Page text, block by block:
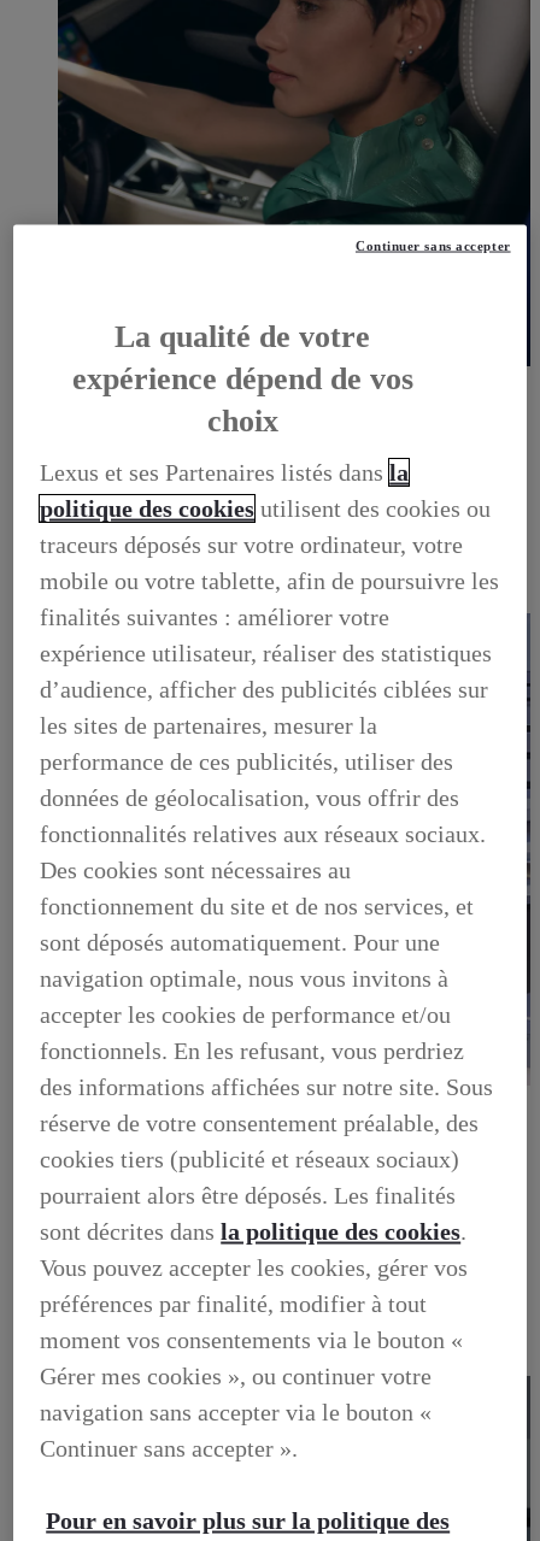
OFFRES DU MOMENT
DÉCOUVREZ TOUTES NOS OFFRES
OFFRES DU MOMENT, DÉCOUVREZ TOUTES NOS
OCCASIONS
NOTRE STOCK D'OCCASIONS
VENDEZ VOTRE VEHICULE
FINANCEZ VOTRE OCCASION
GARANTIE LEXUS PREFERENCE
LIVRET DE BIENVENUE
LEXUS PRÉFÉRENCE
DECOUVREZ LES VOITURES D'OCCASION
LEXUS PRÉFÉRENCE, DECOUVREZ LES VOITURES
D'OCCASION LABELLISEES LEXUS PREFERENCE
LES AVANTAGES LEXUS BUSINESS
ELECTRIFIED TESTDRIVE
ELECTRIFIED PROGRAM
NOS OFFRES DU MOMENT
NOS SOLUTIONS DE FINANCEMENT
L'HYBRIDE POUR LES PROFESSIONNELS
CONTACTEZ-NOUS
La qualité de votre
expérience dépend de vos
choix
Lexus et ses Partenaires listés dansla
politique des cookies utilisent des cookies ou
traceurs déposés sur votre ordinateur, votre
mobile ou votre tablette, afin de poursuivre les
finalités suivantes : améliorer votre
expérience utilisateur, réaliser des statistiques
d’audience, afficher des publicités ciblées sur
les sites de partenaires, mesurer la
performance de ces publicités, utiliser des
données de géolocalisation, vous offrir des
fonctionnalités relatives aux réseaux sociaux.
Des cookies sont nécessaires au
fonctionnement du site et de nos services, et
sont déposés automatiquement. Pour une
navigation optimale, nous vous invitons à
accepter les cookies de performance et/ou
fonctionnels. En les refusant, vous perdriez
des informations affichées sur notre site. Sous
réserve de votre consentement préalable, des
cookies tiers (publicité et réseaux sociaux)
pourraient alors être déposés. Les finalités
sont décrites dansla politique des cookies.
Vous pouvez accepter les cookies, gérer vos
préférences par finalité, modifier à tout
moment vos consentements via le bouton «
Gérer mes cookies », ou continuer votre
navigation sans accepter via le bouton «
Continuer sans accepter ».
Pour en savoir plus sur la politique des
Continuer sans accepter